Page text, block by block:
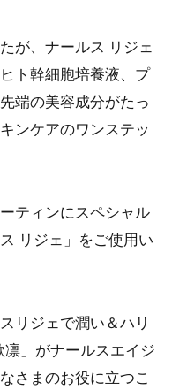
が、ナールス リジェ
ト幹細胞培養液、プ
端の美容成分がたっ
ンケアのワンステッ
ティンにスペシャル
リジェ」をご使用い
リジェで潤い＆ハリ
」がナールスエイジ
さまのお役に立つこ